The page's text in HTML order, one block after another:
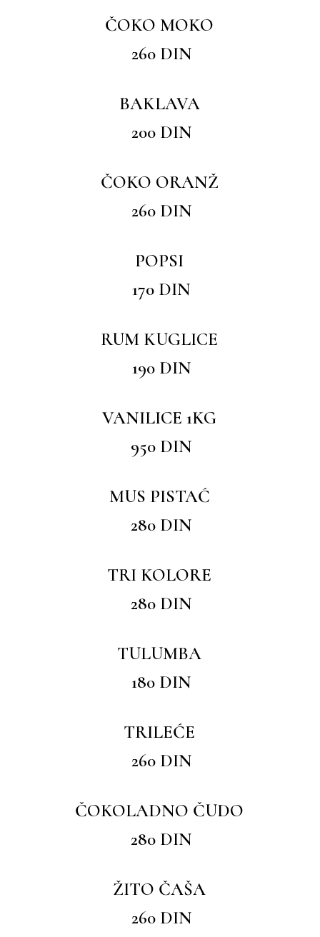
ČOKO MOKO
260 DIN
BAKLAVA
200 DIN
ČOKO ORANŽ
260 DIN
POPSI
170 DIN
RUM KUGLICE
190 DIN
VANILICE 1KG
950 DIN
MUS PISTAĆ
280 DIN
TRI KOLORE
280 DIN
TULUMBA
180 DIN
TRILEĆE
260 DIN
ČOKOLADNO ČUDO
280 DIN
ŽITO ČAŠA
260 DIN